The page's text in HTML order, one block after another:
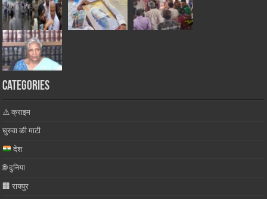
Categories
⚠️ क्राइम
घुरुवा की माटी
देश
🌐 दुनिया
🏢 रायपुर